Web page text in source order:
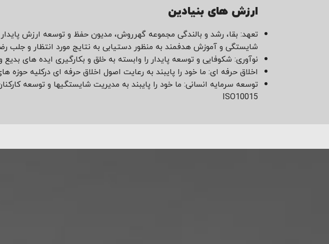
ارزش های بنیادین
تعهد: بقا، رشد و بالندگی مجموعه گهرروش، مدیون حفظ و توسعه ارزش
شایستگی و آموزش هدفمند به منظور دستیابی به نتایج مورد انتظار و جلب
نوآوری: شکوفایی و توسعه پایدار را وابسته به خلق و بکارگیری ایده های
اخلاق حرفه ای: ما خود را پایبند به رعایت اصول اخلاق حرفه ای درکلیه
توسعه سرمایه انسانی: ما خود را پایبند به مدیریت شایستگی­ها و توسعه
ISO10015